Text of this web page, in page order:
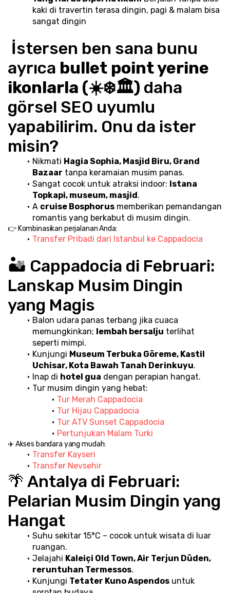
kaki di travertin terasa dingin, pagi & malam bisa
sangat dingin
ayrıca bullet point yerine
ikonlarla (☀️❄️🏛️) daha
görsel SEO uyumlu
yapabilirim. Onu da ister
misin?
Nikmati Hagia Sophia, Masjid Biru, Grand
Bazaar tanpa keramaian musim panas.
Sangat cocok untuk atraksi indoor: Istana
Topkapi, museum, masjid.
A cruise Bosphorus memberikan pemandangan
romantis yang berkabut di musim dingin.
👉 Kombinasikan perjalanan Anda:
Transfer Pribadi dari Istanbul ke Cappadocia
🏜️ Cappadocia di Februari:
Lanskap Musim Dingin
yang Magis
Balon udara panas terbang jika cuaca
memungkinkan; lembah bersalju terlihat
seperti mimpi.
Kunjungi Museum Terbuka Göreme, Kastil
Uchisar, Kota Bawah Tanah Derinkuyu.
Inap di hotel gua dengan perapian hangat.
Tur musim dingin yang hebat:
Tur Merah Cappadocia
Tur Hijau Cappadocia
Tur ATV Sunset Cappadocia
Pertunjukan Malam Turki
✈️ Akses bandara yang mudah:
Transfer Kayseri
Transfer Nevsehir
🌴 Antalya di Februari:
Pelarian Musim Dingin yang
Hangat
Suhu sekitar 15°C – cocok untuk wisata di luar
ruangan.
Jelajahi Kaleiçi Old Town, Air Terjun Düden,
reruntuhan Termessos.
Kunjungi Tetater Kuno Aspendos untuk